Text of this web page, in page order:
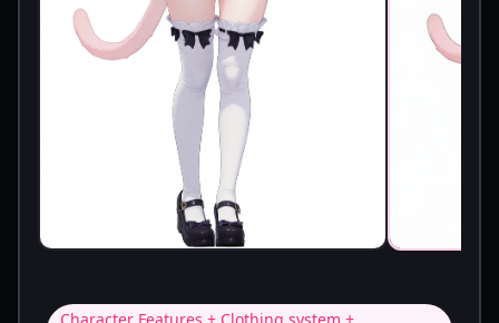
Character Features + Clothing system +